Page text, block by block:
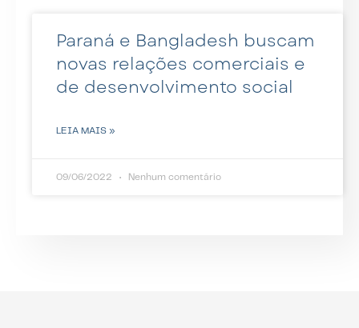
Paraná e Bangladesh buscam
novas relações comerciais e
de desenvolvimento social
LEIA MAIS »
09/06/2022 Nenhum comentário